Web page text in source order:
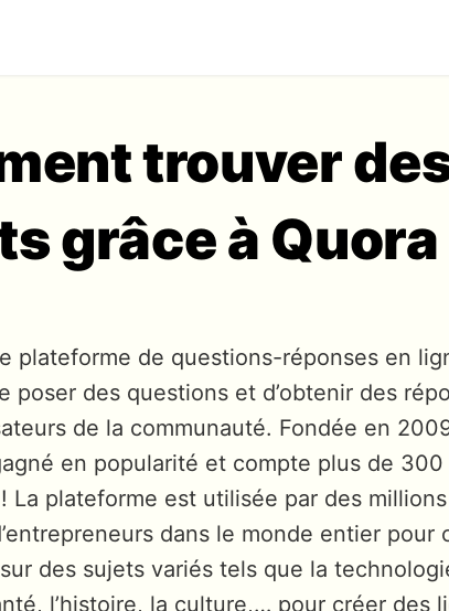
trouver
grâce à Quora
plateforme de questions-réponses en
poser des questions et d’obtenir des
de la communauté. Fondée en
en popularité et compte plus de 300
! La plateforme est utilisée par des
dans le monde entier pour
des sujets variés tels que la
l’histoire, la culture,… pour créer des